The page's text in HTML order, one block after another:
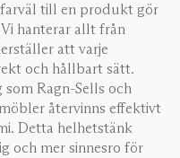
till en produkt gör
hanterar allt från
att varje
och hållbart sätt.
Ragn-Sells och
återvinns effektivt
Detta helhetstänk
och mer sinnesro för